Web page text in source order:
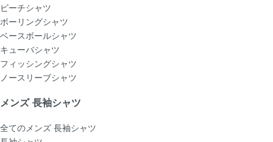
ビーチシャツ
ボーリングシャツ
ベースボールシャツ
キューバシャツ
フィッシングシャツ
ノースリーブシャツ
メンズ 長袖シャツ
全てのメンズ 長袖シャツ